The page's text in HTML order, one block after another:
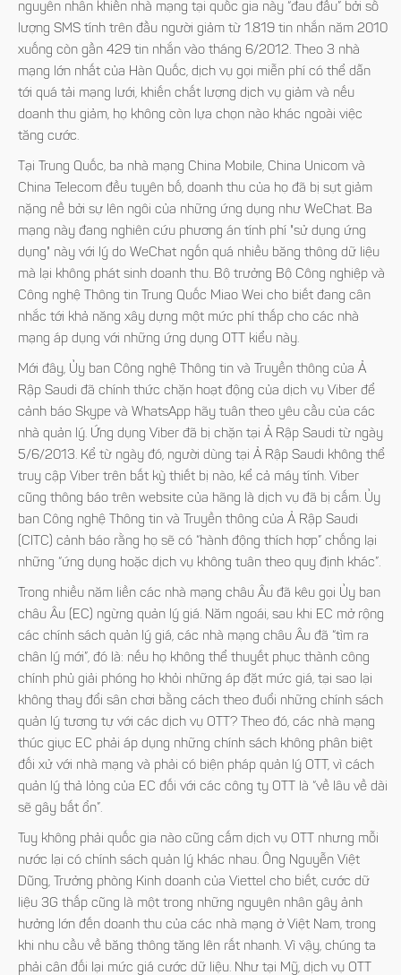
nguyên nhân khiến nhà mạng tại quốc gia này “đau đầu” bởi số
lượng SMS tính trên đầu người giảm từ 1.819 tin nhắn năm 2010
xuống còn gần 429 tin nhắn vào tháng 6/2012. Theo 3 nhà
mạng lớn nhất của Hàn Quốc, dịch vụ gọi miễn phí có thể dẫn
tới quá tải mạng lưới, khiến chất lượng dịch vụ giảm và nếu
doanh thu giảm, họ không còn lựa chọn nào khác ngoài việc
tăng cước.
Tại Trung Quốc, ba nhà mạng China Mobile, China Unicom và
China Telecom đều tuyên bố, doanh thu của họ đã bị sụt giảm
nặng nề bởi sự lên ngôi của những ứng dụng như WeChat. Ba
mạng này đang nghiên cứu phương án tính phí "sử dụng ứng
dụng" này với lý do WeChat ngốn quá nhiều băng thông dữ liệu
mà lại không phát sinh doanh thu. Bộ trưởng Bộ Công nghiệp và
Công nghệ Thông tin Trung Quốc Miao Wei cho biết đang cân
nhắc tới khả năng xây dựng một mức phí thấp cho các nhà
mạng áp dụng với những ứng dụng OTT kiểu này.
Mới đây, Ủy ban Công nghệ Thông tin và Truyền thông của Ả
Rập Saudi đã chính thức chặn hoạt động của dịch vụ Viber để
cảnh báo Skype và WhatsApp hãy tuân theo yêu cầu của các
nhà quản lý. Ứng dụng Viber đã bị chặn tại Ả Rập Saudi từ ngày
5/6/2013. Kể từ ngày đó, người dùng tại Ả Rập Saudi không thể
truy cập Viber trên bất kỳ thiết bị nào, kể cả máy tính. Viber
cũng thông báo trên website của hãng là dịch vụ đã bị cấm. Ủy
ban Công nghệ Thông tin và Truyền thông của Ả Rập Saudi
(CITC) cảnh báo rằng họ sẽ có “hành động thích hợp” chống lại
những “ứng dụng hoặc dịch vụ không tuân theo quy định khác”.
Trong nhiều năm liền các nhà mạng châu Âu đã kêu gọi Ủy ban
châu Âu (EC) ngừng quản lý giá. Năm ngoái, sau khi EC mở rộng
các chính sách quản lý giá, các nhà mạng châu Âu đã “tìm ra
chân lý mới”, đó là: nếu họ không thể thuyết phục thành công
chính phủ giải phóng họ khỏi những áp đặt mức giá, tại sao lại
không thay đổi sân chơi bằng cách theo đuổi những chính sách
quản lý tương tự với các dịch vụ OTT? Theo đó, các nhà mạng
thúc giục EC phải áp dụng những chính sách không phân biệt
đối xử với nhà mạng và phải có biện pháp quản lý OTT, vì cách
quản lý thả lỏng của EC đối với các công ty OTT là “về lâu về dài
sẽ gây bất ổn”.
Tuy không phải quốc gia nào cũng cấm dịch vụ OTT nhưng mỗi
nước lại có chính sách quản lý khác nhau. Ông Nguyễn Việt
Dũng, Trưởng phòng Kinh doanh của Viettel cho biết, cước dữ
liệu 3G thấp cũng là một trong những nguyên nhân gây ảnh
hưởng lớn đến doanh thu của các nhà mạng ở Việt Nam, trong
khi nhu cầu về băng thông tăng lên rất nhanh. Vì vậy, chúng ta
phải cân đối lại mức giá cước dữ liệu. Như tại Mỹ, dịch vụ OTT